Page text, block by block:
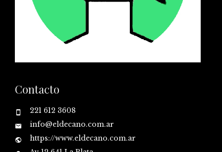
Contacto
221 612 3608
info@eldecano.com.ar
https://www.eldecano.com.ar